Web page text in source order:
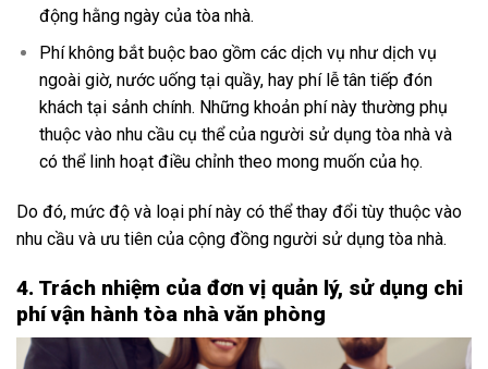
động hằng ngày của tòa nhà.
Phí không bắt buộc bao gồm các dịch vụ như dịch vụ
ngoài giờ, nước uống tại quầy, hay phí lễ tân tiếp đón
khách tại sảnh chính. Những khoản phí này thường phụ
thuộc vào nhu cầu cụ thể của người sử dụng tòa nhà và
có thể linh hoạt điều chỉnh theo mong muốn của họ.
Do đó, mức độ và loại phí này có thể thay đổi tùy thuộc vào
nhu cầu và ưu tiên của cộng đồng người sử dụng tòa nhà.
4. Trách nhiệm của đơn vị quản lý, sử dụng chi
phí vận hành tòa nhà văn phòng